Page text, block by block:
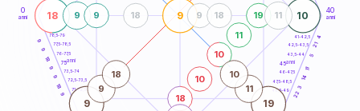
0
anni
40
anni
41-42,5
42,5-43,5
43,5-44
46-47,5
47,5-48,5
48,5-49
71-72,5
72,5-73,5
73,5-74
76-77,5
77,5-78,5
78,5-79 4
21
5
11
14
3
22
9
18
9
9
18
9
9
18 10
9
9 19
18
10
10
11
19
9 11
9 9 18
18
9
18
11
10
45anni
75anni